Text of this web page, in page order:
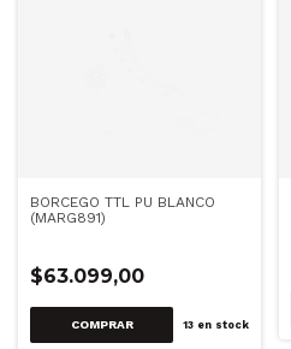
BORCEGO TTL PU BLANCO
(MARG891)
$63.099,00
COMPRAR 13en stock